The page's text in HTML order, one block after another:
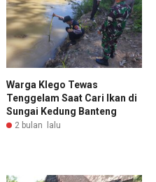
Warga Klego Tewas
Tenggelam Saat Cari Ikan di
Sungai Kedung Banteng
2 bulan lalu